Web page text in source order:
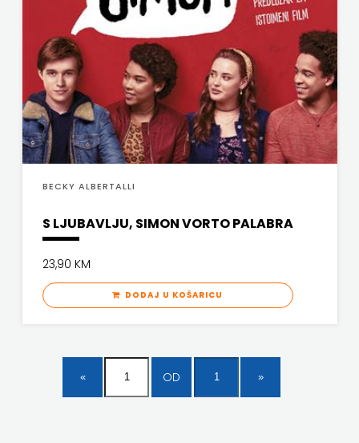
BECKY ALBERTALLI
S LJUBAVLJU, SIMON VORTO PALABRA
23,90 KM
DODAJ U KOŠARICU
OD